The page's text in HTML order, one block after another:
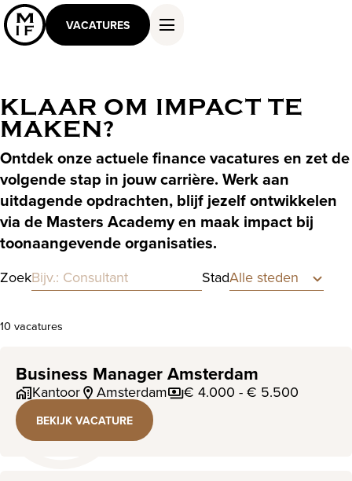
VACATURES
DIENSTEN EN OPLOSSINGEN
WERKEN ALS MASTER
KENNIS EN INSPIRATIE
OVER ONS
CONTACT
KLAAR OM IMPACT TE
MAKEN?
Ontdek onze actuele finance vacatures en zet de
volgende stap in jouw carrière. Werk aan
uitdagende opdrachten, blijf jezelf ontwikkelen
via de Masters Academy en maak impact bij
toonaangevende organisaties.
Zoek Stad
10 vacatures
Business Manager Amsterdam
Kantoor Amsterdam € 4.000 - € 5.500
BEKIJK VACATURE